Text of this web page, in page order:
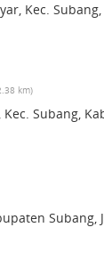
Kec.
km)
Subang,
Subang,